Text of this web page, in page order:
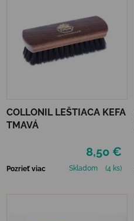
COLLONIL LEŠTIACA KEFA
TMAVÁ
8,50 €
Pozrieť viac Skladom (4 ks)